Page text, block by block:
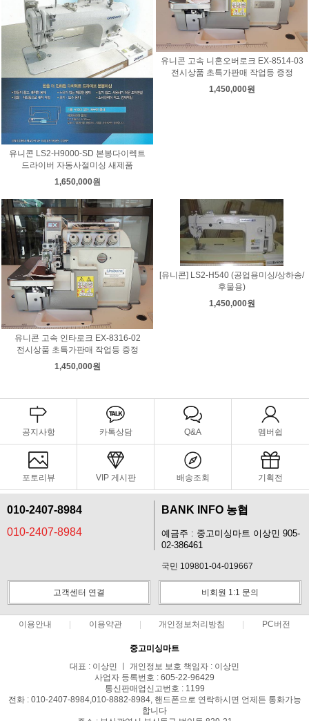
유니콘 LS2-H9000-SD 본봉다이렉트
드라이버 자동사절미싱 새제품
1,650,000원
유니콘 고속 니혼오버로크 EX-8514-03
전시상품 초특가판매 작업등 증정
1,450,000원
유니콘 고속 인타로크 EX-8316-02
전시상품 초특가판매 작업등 증정
1,450,000원
[유니콘] LS2-H540 (공업용미싱/상하송/
후물용)
1,450,000원
공지사항 카톡상담 Q&A 멤버쉽
포토리뷰 VIP 게시판 배송조회 기획전
010-2407-8984
010-2407-8984
BANK INFO 농협
예금주 : 중고미싱마트 이상민 905-
02-386461
국민 109801-04-019667
고객센터 연결 비회원 1:1 문의
이용안내 이용약관 개인정보처리방침 PC버전
중고미싱마트
대표 : 이상민 ㅣ 개인정보 보호 책임자 : 이상민
사업자 등록번호 : 605-22-96429
통신판매업신고번호 : 1199
전화 : 010-2407-8984,010-8882-8984, 핸드폰으로 연락하시면 언제든 통화가능
합니다